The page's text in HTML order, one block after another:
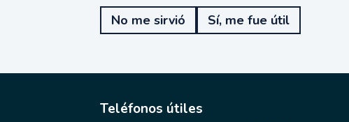
e
u
t
l
No me sirvió Sí, me fue útil
Teléfonos útiles